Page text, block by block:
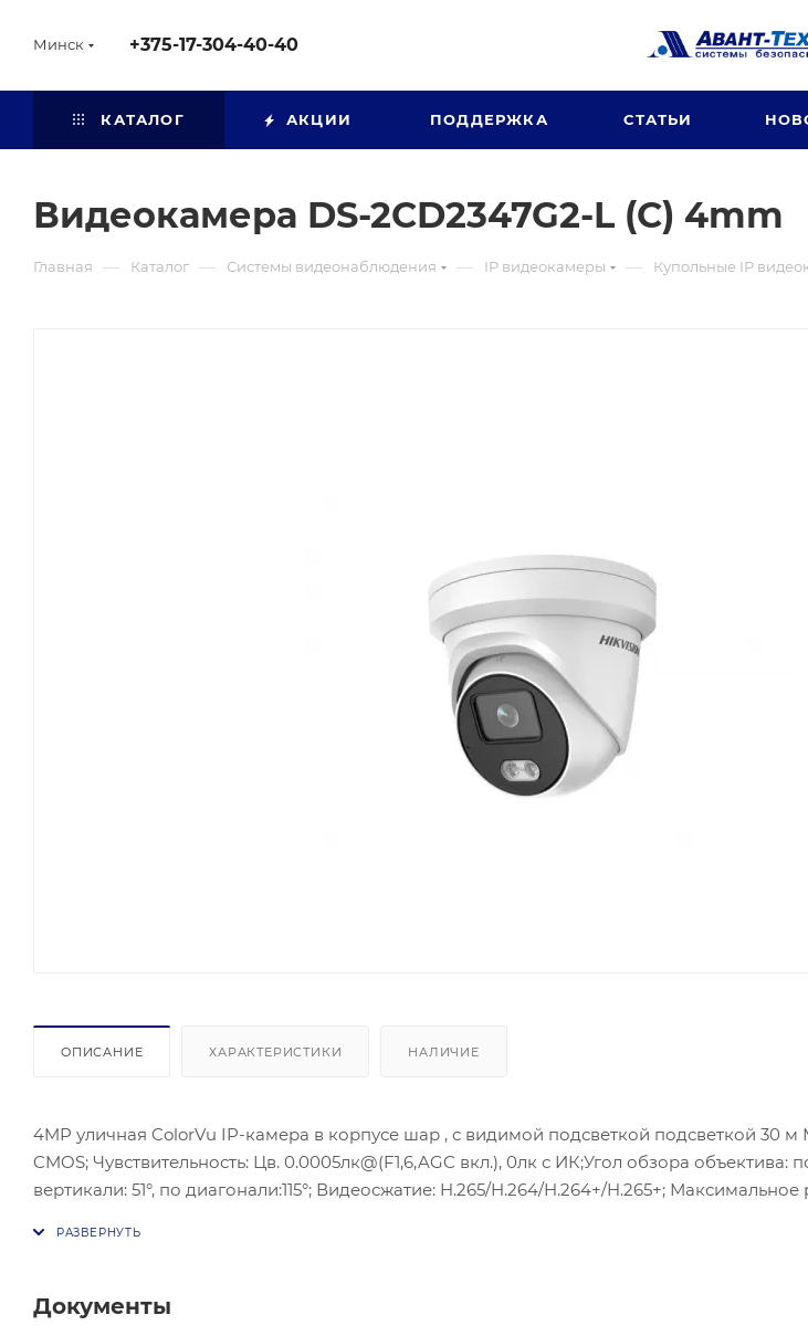
Минск +375-17-304-40-40
КАТАЛОГ АКЦИИ ПОДДЕРЖКА СТАТЬИ
Видеокамера DS-2CD2347G2-L (C) 4mm
Главная — Каталог — Системы видеонаблюдения — IP видеокамеры — Купольные IP
ОПИСАНИЕ ХАРАКТЕРИСТИКИ НАЛИЧИЕ
4MP уличная ColorVu IP-камера в корпусе шар , с видимой подсветкой подсветкой 30 м
CMOS; Чувствительность: Цв. 0.0005лк@(F1,6,AGC вкл.), 0лк с ИК;Угол обзора объектива:
вертикали: 51°, по диагонали:115°; Видеосжатие: H.265/H.264/H.264+/H.265+;
Документы